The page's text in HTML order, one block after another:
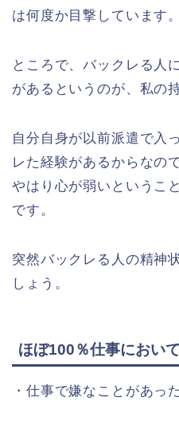
は何度か目撃しています。
ところで、バックレる人
があるというのが、私の
自分自身が以前派遣で入
レた経験があるからなの
やはり心が弱いというこ
です。
突然バックレる人の精神
しょう。
ほぼ100％仕事におい
・仕事で嫌なことがあった